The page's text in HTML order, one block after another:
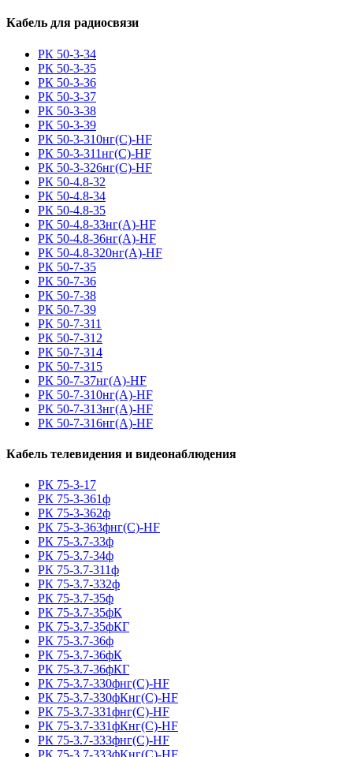
Кабель для радиосвязи
РК 50-3-34
РК 50-3-35
РК 50-3-36
РК 50-3-37
РК 50-3-38
РК 50-3-39
РК 50-3-310нг(С)-HF
РК 50-3-311нг(С)-HF
РК 50-3-326нг(С)-HF
РК 50-4.8-32
РК 50-4.8-34
РК 50-4.8-35
РК 50-4.8-33нг(A)-HF
РК 50-4.8-36нг(A)-HF
РК 50-4.8-320нг(A)-HF
РК 50-7-35
РК 50-7-36
РК 50-7-38
РК 50-7-39
РК 50-7-311
РК 50-7-312
РК 50-7-314
РК 50-7-315
РК 50-7-37нг(A)-HF
РК 50-7-310нг(A)-HF
РК 50-7-313нг(A)-HF
РК 50-7-316нг(A)-HF
Кабель телевидения и видеонаблюдения
РК 75-3-17
РК 75-3-361ф
РК 75-3-362ф
РК 75-3-363фнг(С)-HF
РК 75-3.7-33ф
РК 75-3.7-34ф
РК 75-3.7-311ф
РК 75-3.7-332ф
РК 75-3.7-35ф
РК 75-3.7-35фК
РК 75-3.7-35фКГ
РК 75-3.7-36ф
РК 75-3.7-36фК
РК 75-3.7-36фКГ
РК 75-3.7-330фнг(С)-HF
РК 75-3.7-330фКнг(С)-HF
РК 75-3.7-331фнг(С)-HF
РК 75-3.7-331фКнг(С)-HF
РК 75-3.7-333фнг(С)-HF